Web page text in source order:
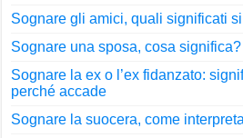
Sognare gli amici, quali significati
Sognare una sposa, cosa significa?
Sognare la ex o l’ex fidanzato:
perché accade
Sognare la suocera, come